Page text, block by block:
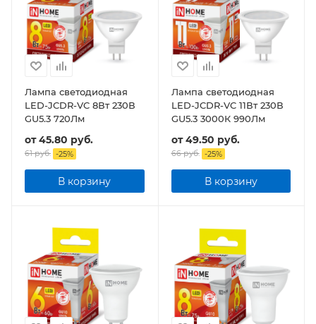
Лампа светодиодная
LED-JCDR-VC 8Вт 230В
GU5.3 720Лм
от45.80 руб.
61 руб. -25%
В корзину
Лампа светодиодная
LED-JCDR-VC 11Вт 230В
GU5.3 3000К 990Лм
от49.50 руб.
66 руб. -25%
В корзину